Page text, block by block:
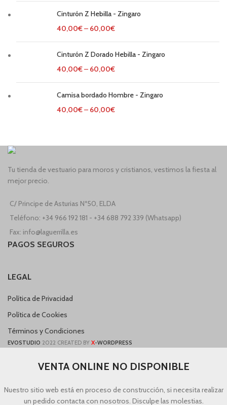
Cinturón Z Hebilla - Zingaro
40,00€– 60,00€
Cinturón Z Dorado Hebilla - Zingaro
40,00€– 60,00€
Camisa bordado Hombre - Zingaro
40,00€– 60,00€
Tu tienda de vestuario para moros y cristianos, vestimos la fiesta al
mejor precio.
C/ Principe de Asturias Nº50, ELDA
Teléfono: +34 966 192 181 - +34 688 792 339 (Whatsapp)
Fax: info@laguerrilla.es
PAGOS SEGUROS
LEGAL
Política de Privacidad
Política de Cookies
Términos y Condiciones
EVOSTUDIO 2022 CREATED BY X-WORDPRESS
VENTA ONLINE NO DISPONIBLE
Nuestro sitio web está en proceso de construcción, si necesita realizar
un pedido contacta con nosotros. Disculpe las molestias.